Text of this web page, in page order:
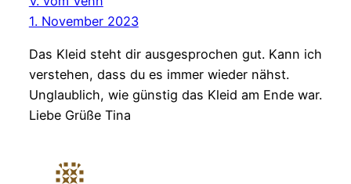
1. November 2023
Das Kleid steht dir ausgesprochen gut. Kann ich
verstehen, dass du es immer wieder nähst.
Unglaublich, wie günstig das Kleid am Ende war.
Liebe Grüße Tina